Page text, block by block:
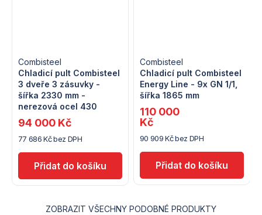
Chladicí pult Combisteel
3 dveře 3 zásuvky -
šířka 2330 mm -
nerezová ocel 430
Combisteel
77 686 Kč bez DPH
94 000 Kč
Chladicí pult Combisteel
Energy Line - 9x GN 1/1,
šířka 1865 mm
Combisteel
90 909 Kč bez DPH
110 000
Kč
ZOBRAZIT VŠECHNY PODOBNÉ PRODUKTY